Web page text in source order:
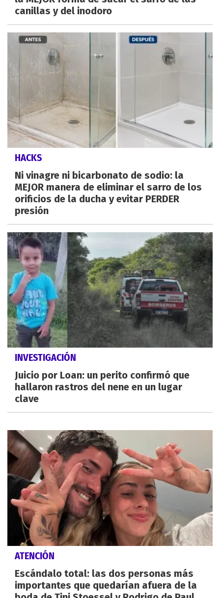
canillas y del inodoro
HACKS
Ni vinagre ni bicarbonato de sodio: la
MEJOR manera de eliminar el sarro de los
orificios de la ducha y evitar PERDER
presión
INVESTIGACIÓN
Juicio por Loan: un perito confirmó que
hallaron rastros del nene en un lugar
clave
ATENCIÓN
Escándalo total: las dos personas más
importantes que quedarían afuera de la